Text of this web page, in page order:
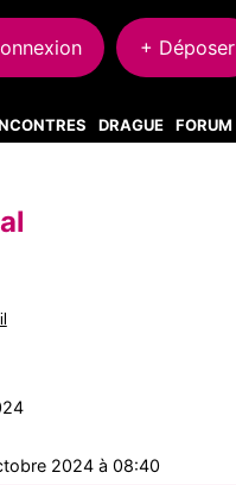
+ Déposer
DRAGUE FORUM
2024 à 08:40